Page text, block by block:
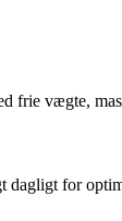
frie vægte,
dagligt for